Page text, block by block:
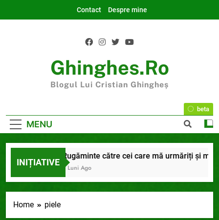
Contact Despre mine
Ghinghes.ro
Blogul Lui Cristian Ghingheș
MENU
beta
INIȚIATIVE
Ago
Rugăminte către cei care mă urmăriți și mă
9 Luni Ago
Home piele